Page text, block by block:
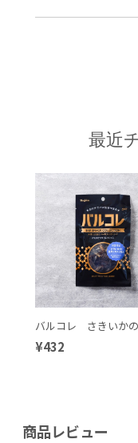
最近
バルコレ さきいか
¥432
商品レビュー